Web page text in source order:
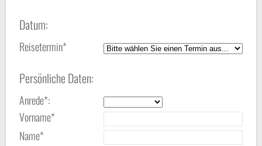
Datum:
Reisetermin*
Persönliche Daten:
Anrede*:
Vorname*
Name*